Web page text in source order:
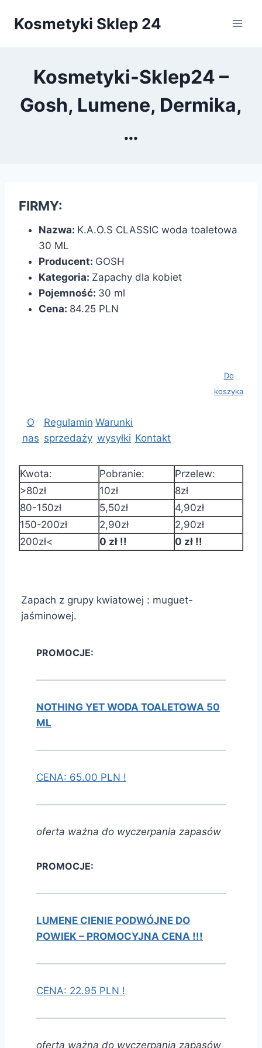
Kosmetyki Sklep 24
Kosmetyki-Sklep24 –
Gosh, Lumene, Dermika,
…
FIRMY:
Nazwa: K.A.O.S CLASSIC woda toaletowa
30 ML
Producent: GOSH
Kategoria: Zapachy dla kobiet
Pojemność: 30 ml
Cena: 84.25 PLN
Do
koszyka
O
nas
Regulamin
sprzedaży
Warunki
wysyłki Kontakt
Kwota: Pobranie:
Przelew:
>80zł
10zł
8zł
80-150zł
5,50zł
4,90zł
150-200zł
2,90zł
2,90zł
200zł<
0 zł !! 0 zł !!
Zapach z grupy kwiatowej : muguet-
jaśminowej.
PROMOCJE:
NOTHING YET WODA TOALETOWA 50
ML
CENA: 65.00 PLN !
oferta ważna do wyczerpania zapasów
PROMOCJE:
LUMENE CIENIE PODWÓJNE DO
POWIEK – PROMOCYJNA CENA !!!
CENA: 22.95 PLN !
oferta ważna do wyczerpania zapasów